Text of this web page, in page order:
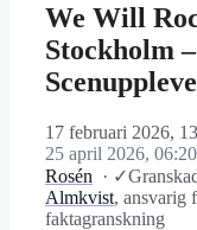
We Will
Stockholm
17 februari 2026,
25 april 2026, 06:20
Rosén
· ✓
Almkvist, ansvarig
faktagranskning